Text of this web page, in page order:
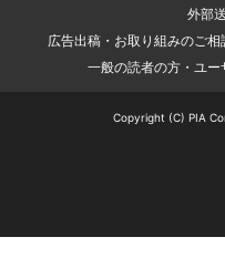
外部
広告出稿・お取り組みのご
一般の読者の方・ユ
Copyright (C) PIA